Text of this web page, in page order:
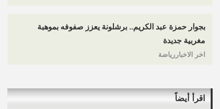
بجوار حمزة عبد الكريم.. برشلونة يعزز صفوفه بموهبة
مغربية جديدة
اخر الاخباررياضة
اقرأ أيضاً